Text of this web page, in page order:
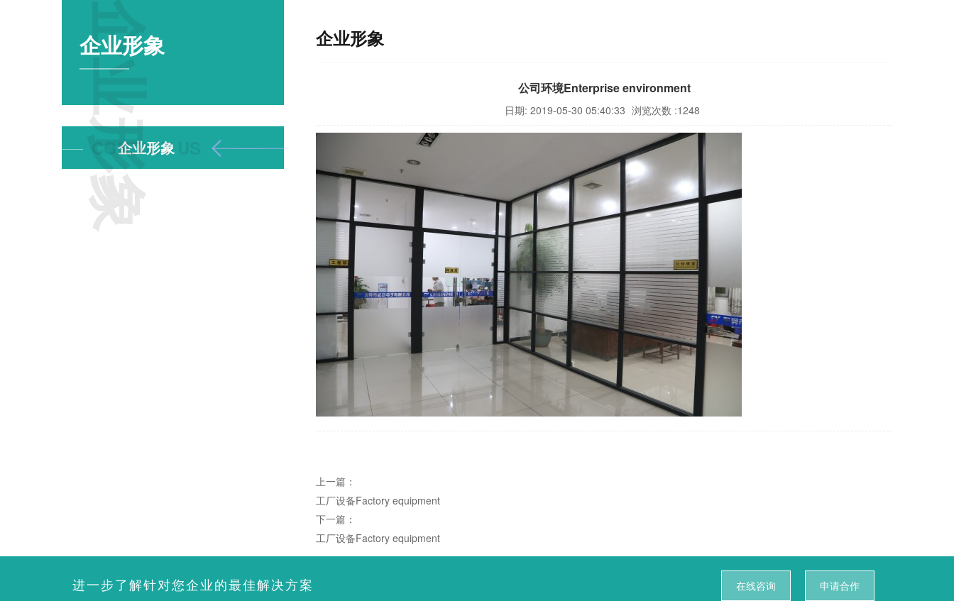
企业形象
企业形象
企业形象
企业形象
公司环境Enterprise environment
日期: 2019-05-30 05:40:33 浏览次数 :1248
上一篇：
工厂设备Factory equipment
下一篇：
工厂设备Factory equipment
进一步了解针对您企业的最佳解决方案 在线咨询 申请合作